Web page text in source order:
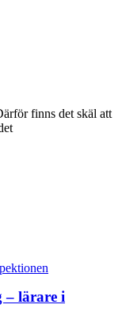
finns det skäl att
– lärare i